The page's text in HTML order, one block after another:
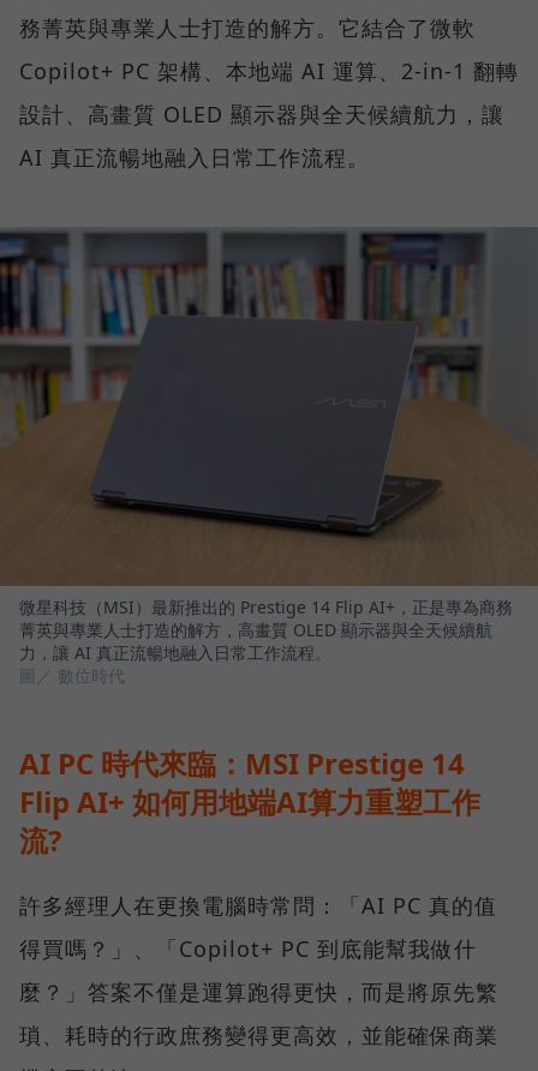
務菁英與專業人士打造的解方。它結合了微軟
Copilot+ PC 架構、本地端 AI 運算、2-in-1 翻轉
設計、高畫質 OLED 顯示器與全天候續航力，讓
AI 真正流暢地融入日常工作流程。
微星科技（MSI）最新推出的 Prestige 14 Flip AI+，正是專為商務
菁英與專業人士打造的解方，高畫質 OLED 顯示器與全天候續航
力，讓 AI 真正流暢地融入日常工作流程。
圖／ 數位時代
AI PC 時代來臨：MSI Prestige 14
Flip AI+ 如何用地端AI算力重塑工作
流?
許多經理人在更換電腦時常問：「AI PC 真的值
得買嗎？」、「Copilot+ PC 到底能幫我做什
麼？」答案不僅是運算跑得更快，而是將原先繁
瑣、耗時的行政庶務變得更高效，並能確保商業